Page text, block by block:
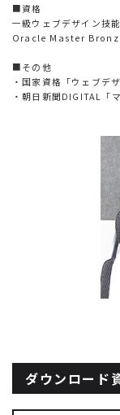
■資格
一級ウェブデザイン技
Oracle Master
■その他
・国家資格「ウェブデ
・朝日新聞DIGITAL「
ダウンロード